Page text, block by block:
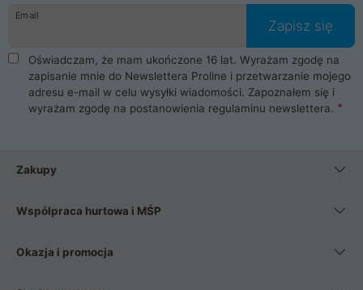
Email
Zapisz się
Oświadczam, że mam ukończone 16 lat. Wyrażam zgodę na
zapisanie mnie do Newslettera Proline i przetwarzanie mojego
adresu e-mail w celu wysyłki wiadomości. Zapoznałem się i
wyrażam zgodę na postanowienia regulaminu newslettera.
Zakupy
Współpraca hurtowa i MŚP
Okazja i promocja